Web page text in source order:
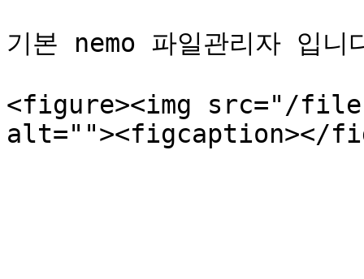
기본 nemo 파일관리자 입니
<figure><img src="/files/